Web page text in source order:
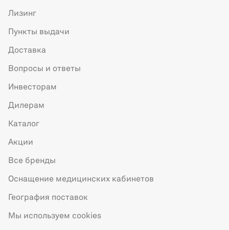
Лизинг
Пункты выдачи
Доставка
Вопросы и ответы
Инвесторам
Дилерам
Каталог
Акции
Все бренды
Оснащение медицинских кабинетов
География поставок
Мы используем cookies